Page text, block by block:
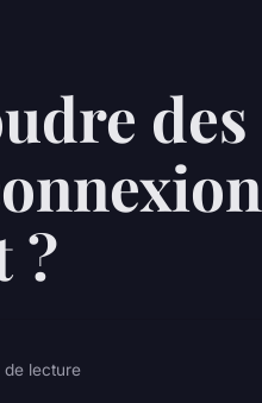
des
?
de lecture